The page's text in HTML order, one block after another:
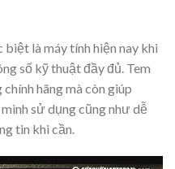
là máy tính hiện nay khi
số kỹ thuật đầy đủ. Tem
hãng mà còn giúp
sử dụng cũng như dễ
tin khi cần.